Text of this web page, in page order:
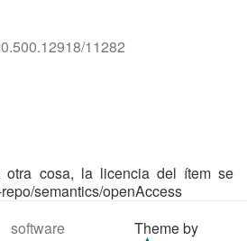
11282
otra cosa, la licencia del ítem se
semantics/openAccess
Theme by